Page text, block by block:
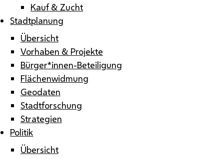
Kauf & Zucht
Stadtplanung
Übersicht
Vorhaben & Projekte
Bürger*innen-Beteiligung
Flächenwidmung
Geodaten
Stadtforschung
Strategien
Politik
Übersicht